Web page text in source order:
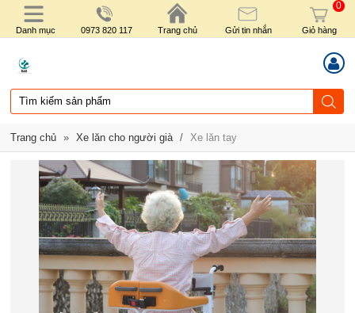
Danh mục 0973 820 117 Trang chủ Gửi tin nhắn
0
Giỏ hàng
Trang chủ » Xe lăn cho người già / Xe lăn tay